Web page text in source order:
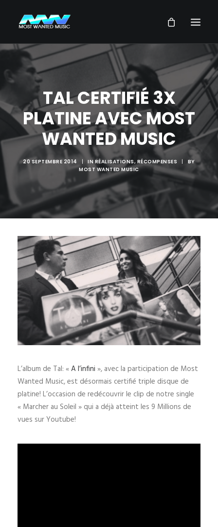
NEWS
ARTISTES
MUSIQUES
VIDEOS
SERVICES
RECHERCHE
TAL CERTIFIÉ 3X
PLATINE AVEC MOST
WANTED MUSIC
20 SEPTEMBRE 2014 | INRÉALISATIONS, RÉCOMPENSES |
BY
MOST WANTED MUSIC
L’album de Tal: «A l’infini », avec la participation de Most
Wanted Music, est désormais certifié triple disque de
platine! L’occasion de redécouvrir le clip de notre single
« Marcher au Soleil » qui a déjà atteint les 9 Millions de
vues sur Youtube!